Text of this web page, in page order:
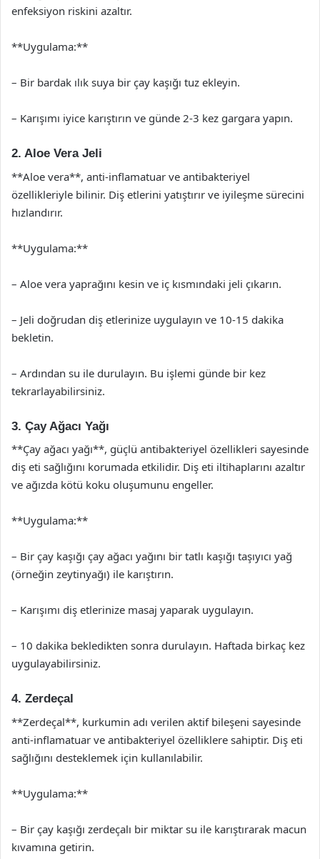
enfeksiyon riskini azaltır.
**Uygulama:**
– Bir bardak ılık suya bir çay kaşığı tuz ekleyin.
– Karışımı iyice karıştırın ve günde 2-3 kez gargara yapın.
2. Aloe Vera Jeli
**Aloe vera**, anti-inflamatuar ve antibakteriyel
özellikleriyle bilinir. Diş etlerini yatıştırır ve iyileşme sürecini
hızlandırır.
**Uygulama:**
– Aloe vera yaprağını kesin ve iç kısmındaki jeli çıkarın.
– Jeli doğrudan diş etlerinize uygulayın ve 10-15 dakika
bekletin.
– Ardından su ile durulayın. Bu işlemi günde bir kez
tekrarlayabilirsiniz.
3. Çay Ağacı Yağı
**Çay ağacı yağı**, güçlü antibakteriyel özellikleri sayesinde
diş eti sağlığını korumada etkilidir. Diş eti iltihaplarını azaltır
ve ağızda kötü koku oluşumunu engeller.
**Uygulama:**
– Bir çay kaşığı çay ağacı yağını bir tatlı kaşığı taşıyıcı yağ
(örneğin zeytinyağı) ile karıştırın.
– Karışımı diş etlerinize masaj yaparak uygulayın.
– 10 dakika bekledikten sonra durulayın. Haftada birkaç kez
uygulayabilirsiniz.
4. Zerdeçal
**Zerdeçal**, kurkumin adı verilen aktif bileşeni sayesinde
anti-inflamatuar ve antibakteriyel özelliklere sahiptir. Diş eti
sağlığını desteklemek için kullanılabilir.
**Uygulama:**
– Bir çay kaşığı zerdeçalı bir miktar su ile karıştırarak macun
kıvamına getirin.